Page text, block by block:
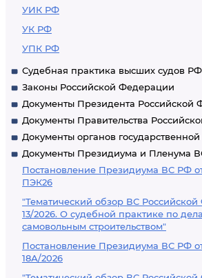
УИК РФ
УК РФ
УПК РФ
Судебная практика высших судов РФ
Законы Российской Федерации
Документы Президента Российской
Документы Правительства
Документы органов
Документы Президиума и Пленума
Постановление Президиума ВС РФ
ПЭК26
"Тематический обзор ВС
13/2026. О судебной практике по
самовольным строительством"
Постановление Президиума ВС РФ от
18А/2026